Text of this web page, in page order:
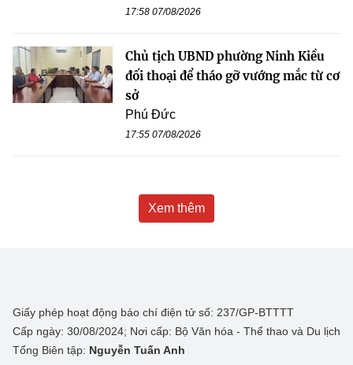
17:58 07/08/2026
Chủ tịch UBND phường Ninh Kiều
đối thoại để tháo gỡ vướng mắc từ cơ
sở
Phú Đức
17:55 07/08/2026
Xem thêm
Giấy phép hoạt động báo chí điện tử số: 237/GP-BTTTT
Cấp ngày: 30/08/2024; Nơi cấp: Bộ Văn hóa - Thể thao và Du lịch
Tổng Biên tập: Nguyễn Tuấn Anh